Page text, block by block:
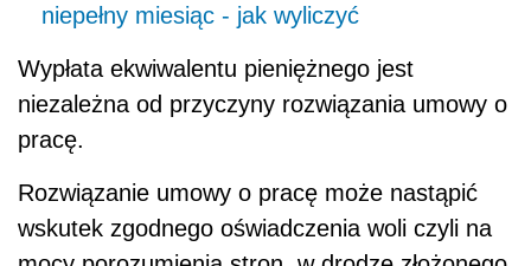
niepełny miesiąc - jak wyliczyć
Wypłata ekwiwalentu pieniężnego jest
niezależna od przyczyny rozwiązania umowy o
pracę.
Rozwiązanie umowy o pracę może nastąpić
wskutek zgodnego oświadczenia woli czyli na